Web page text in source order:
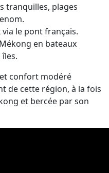
tranquilles, plages
le pont français.
en bateaux
confort modéré
de cette région, à la fois
et bercée par son